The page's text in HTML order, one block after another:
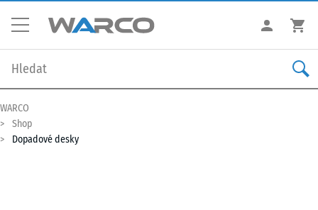
WARCO
Shop
Dopadové desky